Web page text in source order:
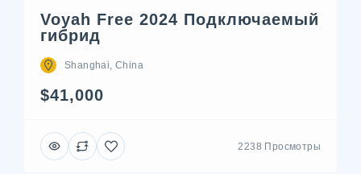
Voyah Free 2024 Подключаемый
гибрид
Shanghai, China
$41,000
2238 Просмотры